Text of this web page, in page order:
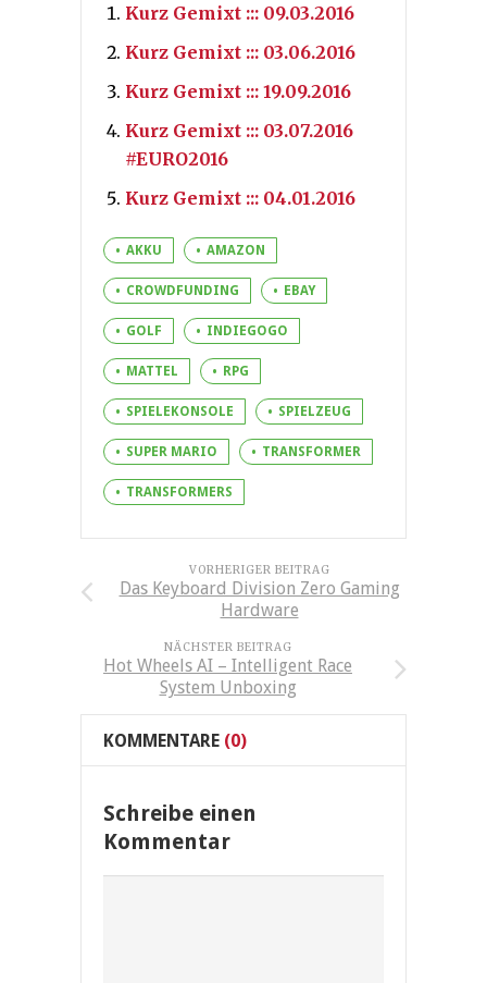
Kurz Gemixt ::: 09.03.2016
Kurz Gemixt ::: 03.06.2016
Kurz Gemixt ::: 19.09.2016
Kurz Gemixt ::: 03.07.2016
#EURO2016
Kurz Gemixt ::: 04.01.2016
AKKU AMAZON
CROWDFUNDING EBAY
GOLF INDIEGOGO
MATTEL RPG
SPIELEKONSOLE SPIELZEUG
SUPER MARIO TRANSFORMER
TRANSFORMERS
VORHERIGER BEITRAG
Das Keyboard Division Zero Gaming
Hardware
NÄCHSTER BEITRAG
Hot Wheels AI – Intelligent Race
System Unboxing
KOMMENTARE (0)
Schreibe einen
Kommentar